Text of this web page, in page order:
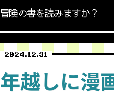
冒険の書を読みますか？
2024.12.31
年越しに漫